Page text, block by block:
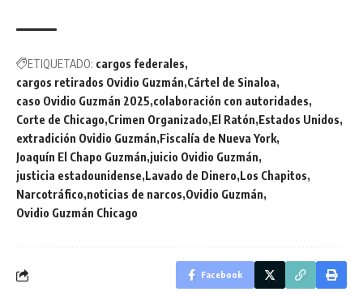
ETIQUETADO: cargos federales
cargos retirados Ovidio Guzmán Cártel de Sinaloa
caso Ovidio Guzmán 2025 colaboración con autoridades
Corte de Chicago Crimen Organizado El Ratón Estados Unidos
extradición Ovidio Guzmán Fiscalía de Nueva York
Joaquín El Chapo Guzmán juicio Ovidio Guzmán
justicia estadounidense Lavado de Dinero Los Chapitos
Narcotráfico noticias de narcos Ovidio Guzmán
Ovidio Guzmán Chicago
Facebook